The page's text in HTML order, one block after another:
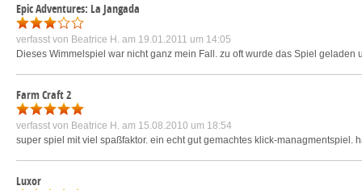
Epic Adventures: La Jangada
verfasst von Beatrice H. am 19.01.2011 um 14:05
Dieses Wimmelspiel war nicht ganz mein Fall. zu oft wurde das Spiel
Farm Craft 2
verfasst von Beatrice H. am 15.08.2010 um 18:54
super spiel mit viel spaßfaktor. ein echt gut gemachtes klick-managmentspiel.
Luxor